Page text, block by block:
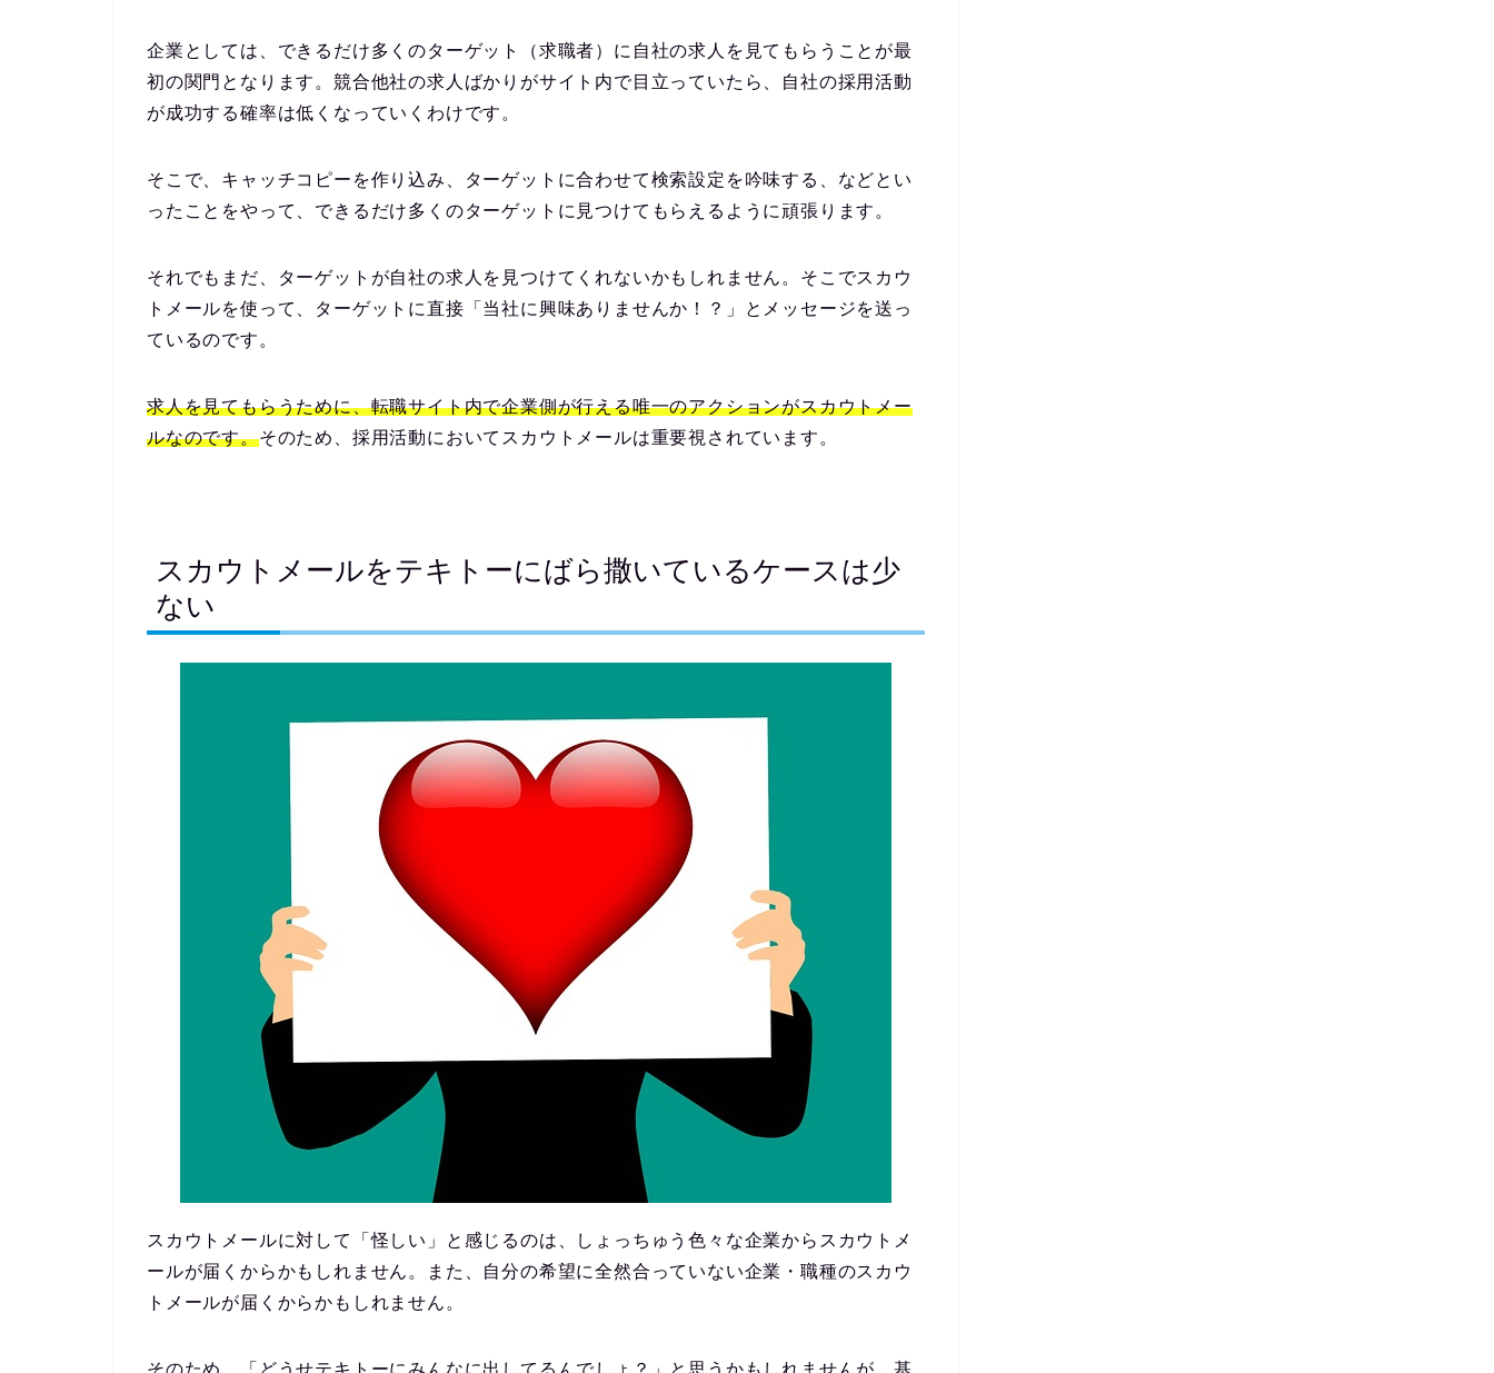
企業としては、できるだけ多くのターゲット（求職者）に自社の求人を見てもらうことが最
初の関門となります。 競合他社の求人ばかりがサイト内で目立っていたら、自社の採用活動
が成功する確率は低くなっていくわけです。
そこで、キャッチコピーを作り込み、ターゲットに合わせて検索設定を吟味する、などとい
ったことをやって、できるだけ多くのターゲットに見つけてもらえるように頑張ります。
それでもまだ、ターゲットが自社の求人を見つけてくれないかもしれません。そこでスカウ
トメールを使って、ターゲットに直接「当社に興味ありませんか！？」とメッセージを送っ
ているのです。
求人を見てもらうために、転職サイト内で企業側が行える唯一のアクションがスカウトメー
ルなのです。そのため、 採用活動に おいてスカウトメールは重要視されています。
スカウトメールをテキトーにばら撒いているケースは少
ない
スカウトメールに対して「怪しい」と感じるのは、しょっちゅう色々な企業からスカウトメ
ールが届くからかもしれません。また、自分の希望に全然合っていない企業・職種のスカウ
トメールが届くからかもしれません。